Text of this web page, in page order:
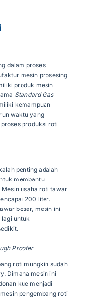
dalam proses
mesin prosesing
produk mesin
Standard Gas
kemampuan
waktu yang
produksi roti
penting adalah
membantu
Mesin usaha roti tawar
200 liter.
besar, mesin ini
lagi untuk
Proofer
roti mungkin sudah
Dimana mesin ini
kue menjadi
pengembang roti